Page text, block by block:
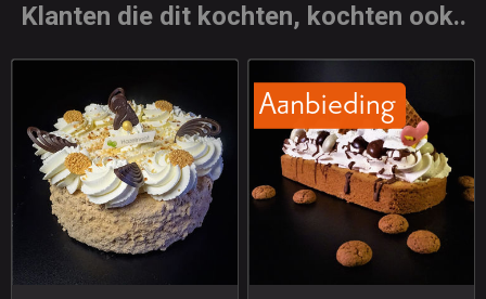
Klanten die dit kochten, kochten ook..